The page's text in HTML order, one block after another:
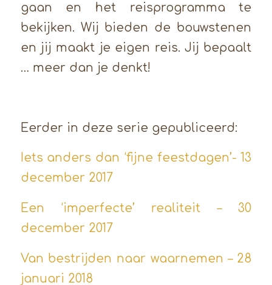
gaan en het reisprogramma te
bekijken. Wij bieden de bouwstenen
en jij maakt je eigen reis. Jij bepaalt
… meer dan je denkt!
Eerder in deze serie gepubliceerd:
Iets anders dan ‘fijne feestdagen’- 13
december 2017
Een ‘imperfecte’ realiteit – 30
december 2017
Van bestrijden naar waarnemen – 28
januari 2018